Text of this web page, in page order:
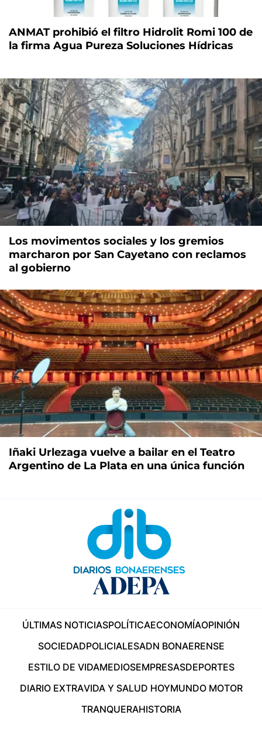
ANMAT prohibió el filtro Hidrolit Romi 100 de
la firma Agua Pureza Soluciones Hídricas
Los movimentos sociales y los gremios
marcharon por San Cayetano con reclamos
al gobierno
Iñaki Urlezaga vuelve a bailar en el Teatro
Argentino de La Plata en una única función
ÚLTIMAS NOTICIASPOLÍTICAECONOMÍAOPINIÓN
SOCIEDADPOLICIALESADN BONAERENSE
ESTILO DE VIDAMEDIOSEMPRESASDEPORTES
DIARIO EXTRAVIDA Y SALUD HOYMUNDO MOTOR
TRANQUERAHISTORIA